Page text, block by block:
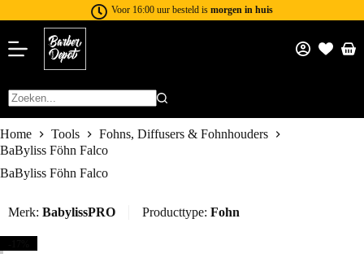
Voor 16:00 uur besteld is morgen in huis
Home Tools
Fohns, Diffusers & Fohnhouders
BaByliss Föhn Falco
BaByliss Föhn Falco
Merk: BabylissPRO Producttype: Fohn